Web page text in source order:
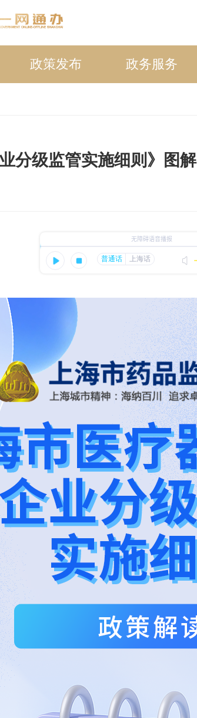
政策发布 政务服务
分级监管实施细则》图解